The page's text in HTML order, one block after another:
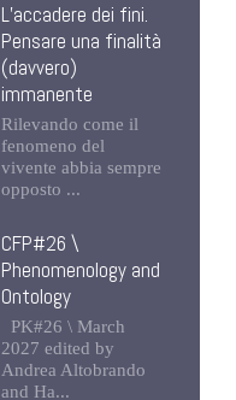
L’accadere dei fini.
Pensare una finalità
(davvero)
immanente
Rilevando come il
fenomeno del
vivente abbia sempre
opposto ...
CFP#26 \
Phenomenology and
Ontology
PK#26 \ March
2027 edited by
Andrea Altobrando
and Ha...